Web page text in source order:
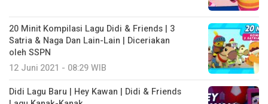
20 Minit Kompilasi Lagu Didi & Friends | 3
Satria & Naga Dan Lain-Lain | Diceriakan
oleh SSPN
12 Juni 2021 - 08:29 WIB
Didi Lagu Baru | Hey Kawan | Didi & Friends